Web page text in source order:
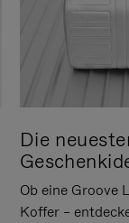
Die
Ob eine Groove
Koffer –